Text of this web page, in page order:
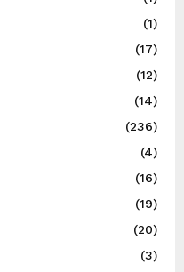
(1)
(17)
(12)
(14)
(236)
(4)
(16)
(19)
(20)
(3)